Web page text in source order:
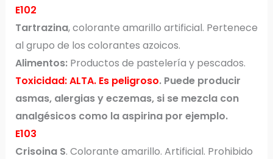
E102
Tartrazina, colorante amarillo artificial. Pertenece
al grupo de los colorantes azoicos.
Alimentos:Productos de pastelería y pescados.
Toxicidad: ALTA. Es peligroso. Puede producir
asmas, alergias y eczemas, si se mezcla con
analgésicos como la aspirina por ejemplo.
E103
Crisoina S. Colorante amarillo. Artificial. Prohibido